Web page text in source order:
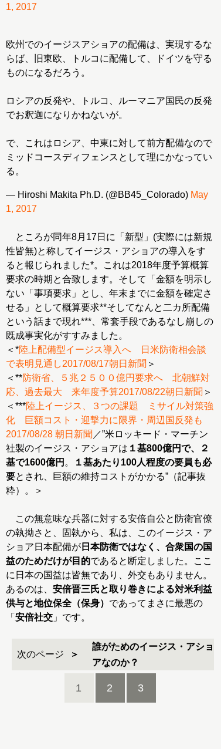
1, 2017
欧州でのイージスアショアの配備は、実現するな
らば、旧東欧、トルコに配備して、ドイツを守る
ものになるだろう。
ロシアの反発や、トルコ、ルーマニア国民の反発
でお釈迦になりかねないが。
で、これはロシア、中東に対して前方配備なので
ミッドコースディフェンスとして理にかなってい
る。
— Hiroshi Makita Ph.D. (@BB45_Colorado) May
1, 2017
ところが同年8月17日に「新型」(実際には新規
性皆無)と称してイージス・アショアの導入をす
ると報じられました*。これは2018年度予算概算
要求の時期と合致します。そして「金額を明示し
ない「事項要求」とし、年末までに金額を確定さ
せる」として概算要求**そしてなんと二カ所配備
という話まで現れ***、常套手段であるなし崩しの
既成事実化がすすみました。
＜*陸上配備型イージス導入へ 日米防衛相会談
で表明見通し2017/08/17朝日新聞 ＞
＜**防衛省、５兆２５００億円要求へ 北朝鮮対
応、過去最大 来年度予算2017/08/22朝日新聞 ＞
＜***陸上イージス、３つの課題 ミサイル対策強
化 巨額コスト・迎撃力に限界・周辺国反発も
2017/08/28 朝日新聞 ／”米ロッキード・マーチン
社製のイージス・アショアは １基800億円で、２
基で1600億円 。
１基あたり100人程度の要員も必
要とされ、巨額の維持コストがかかる”（記事抜
粋）。＞
この無意味な兵器に対する安倍自公と防衛官僚
の執拗さと、固執から、私は、このイージス・ア
ショア日本配備が 日本防衛ではなく、合衆国の国
益のためだけが目的であると断定しました。ここ
に日本の国益は皆無であり、外交もありません。
あるのは、 安倍晋三氏と取り巻きによる対米利益
供与と地位保全（保身） であってまさに最悪の
「 安倍社交 」です。
次のページ
誰がためのイージス・アショ
アなのか？
1 2 3